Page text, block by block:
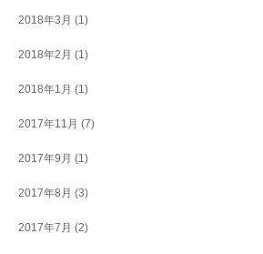
2018年3月 (1)
2018年2月 (1)
2018年1月 (1)
2017年11月 (7)
2017年9月 (1)
2017年8月 (3)
2017年7月 (2)